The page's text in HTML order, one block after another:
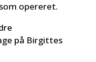
opereret.
på Birgittes